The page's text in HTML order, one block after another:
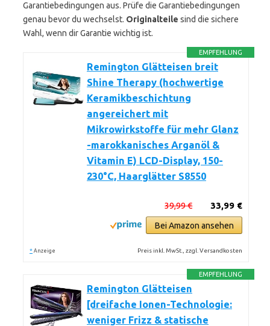
Garantiebedingungen aus. Prüfe die Garantiebedingungen
genau bevor du wechselst. Originalteile sind die sichere
Wahl, wenn dir Garantie wichtig ist.
EMPFEHLUNG
Remington Glätteisen breit
Shine Therapy (hochwertige
Keramikbeschichtung
angereichert mit
Mikrowirkstoffe für mehr Glanz
-marokkanisches Arganöl &
Vitamin E) LCD-Display, 150-
230°C, Haarglätter S8550
33,99 €
39,99 €
Bei Amazon ansehen
* Anzeige Preis inkl. MwSt., zzgl. Versandkosten
EMPFEHLUNG
Remington Glätteisen
[dreifache Ionen-Technologie:
weniger Frizz & statische